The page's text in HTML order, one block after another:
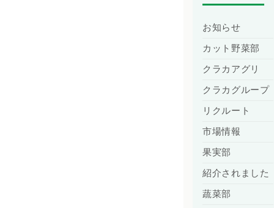
お知らせ
カット野菜部
クラカアグリ
クラカグループ
リクルート
市場情報
果実部
紹介されました
蔬菜部